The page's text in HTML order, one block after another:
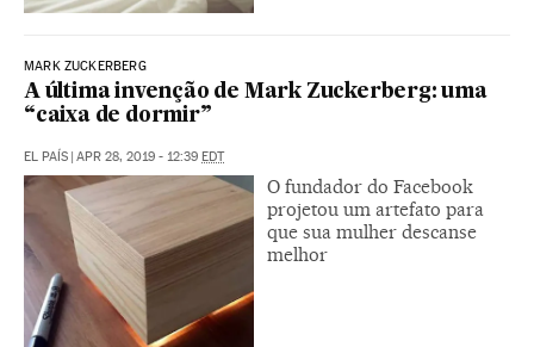
MARK ZUCKERBERG
A última invenção de Mark Zuckerberg: uma
“caixa de dormir”
EL PAÍS | APR 28, 2019 - 12:39 EDT
O fundador do Facebook
projetou um artefato para
que sua mulher descanse
melhor